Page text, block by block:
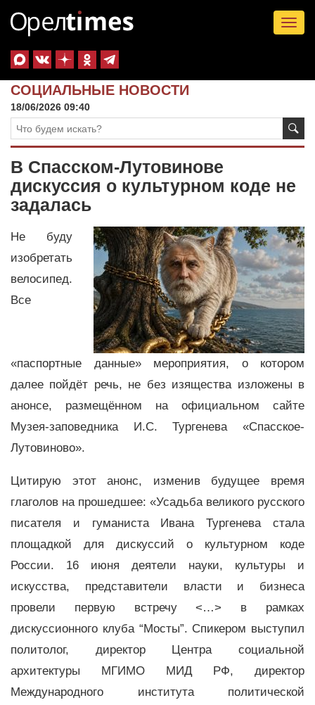
СОЦИАЛЬНЫЕ НОВОСТИ
18/06/2026 09:40
В Спасском-Лутовинове
дискуссия о культурном коде не
задалась
Не буду
изобретать
велосипед.
Все
«паспортные данные» мероприятия, о котором
далее пойдёт речь, не без изящества изложены в
анонсе, размещённом на официальном сайте
Музея-заповедника И.С. Тургенева «Спасское-
Лутовиново».
Цитирую этот анонс, изменив будущее время
глаголов на прошедшее: «Усадьба великого русского
писателя и гуманиста Ивана Тургенева стала
площадкой для дискуссий о культурном коде
России. 16 июня деятели науки, культуры и
искусства, представители власти и бизнеса
провели первую встречу <…> в рамках
дискуссионного клуба “Мосты”. Спикером выступил
политолог, директор Центра социальной
архитектуры МГИМО МИД РФ, директор
Международного института политической